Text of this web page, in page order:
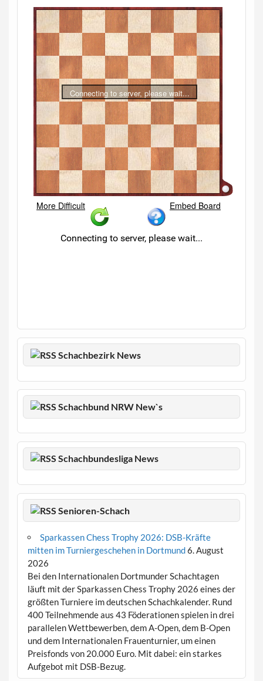
Schachbezirk News
Schachbund NRW New`s
Schachbundesliga News
Senioren-Schach
Sparkassen Chess Trophy 2026: DSB-Kräfte
mitten im Turniergeschehen in Dortmund6. August
2026
Bei den Internationalen Dortmunder Schachtagen
läuft mit der Sparkassen Chess Trophy 2026 eines der
größten Turniere im deutschen Schachkalender. Rund
400 Teilnehmende aus 43 Föderationen spielen in drei
parallelen Wettbewerben, dem A-Open, dem B-Open
und dem Internationalen Frauenturnier, um einen
Preisfonds von 20.000 Euro. Mit dabei: ein starkes
Aufgebot mit DSB-Bezug.